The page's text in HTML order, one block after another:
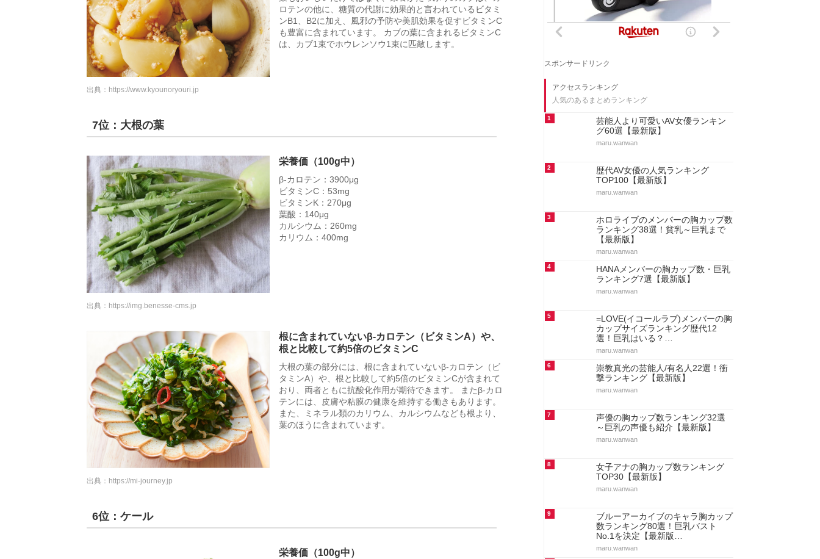
ロテンの他に、糖質の代謝に効果的と言われているビタミ
ンB1、B2に加え、風邪の予防や美肌効果を促すビタミンC
も豊富に含まれています。 カブの葉に含まれるビタミンC
は、カブ1束でホウレンソウ1束に匹敵します。
出典： https://www.kyounoryouri.jp
7位：大根の葉
栄養価（100g中）
β-カロテン：3900μg
ビタミンC：53mg
ビタミンK：270μg
葉酸：140μg
カルシウム：260mg
カリウム：400mg
出典： https://img.benesse-cms.jp
根に含まれていないβ-カロテン（ビタミンA）や、
根と比較して約5倍のビタミンC
大根の葉の部分には、根に含まれていないβ-カロテン（ビ
タミンA）や、根と比較して約5倍のビタミンCが含まれて
おり、両者ともに抗酸化作用が期待できます。 またβ-カロ
テンには、皮膚や粘膜の健康を維持する働きもあります。
また、ミネラル類のカリウム、カルシウムなども根より、
葉のほうに含まれています。
出典： https://mi-journey.jp
6位：ケール
栄養価（100g中）
スポンサードリンク
アクセスランキング
人気のあるまとめランキング
1
芸能人より可愛いAV女優ランキン
グ60選【最新版】
maru.wanwan
2
歴代AV女優の人気ランキング
TOP100【最新版】
maru.wanwan
3
ホロライブのメンバーの胸カップ数
ランキング38選！貧乳～巨乳まで
【最新版】
maru.wanwan
4
HANAメンバーの胸カップ数・巨乳
ランキング7選【最新版】
maru.wanwan
5
=LOVE(イコールラブ)メンバーの胸
カップサイズランキング歴代12
選！巨乳はいる？…
maru.wanwan
6
崇教真光の芸能人/有名人22選！衝
撃ランキング【最新版】
maru.wanwan
7
声優の胸カップ数ランキング32選
～巨乳の声優も紹介【最新版】
maru.wanwan
8
女子アナの胸カップ数ランキング
TOP30【最新版】
maru.wanwan
9
ブルーアーカイブのキャラ胸カップ
数ランキング80選！巨乳バスト
No.1を決定【最新版…
maru.wanwan